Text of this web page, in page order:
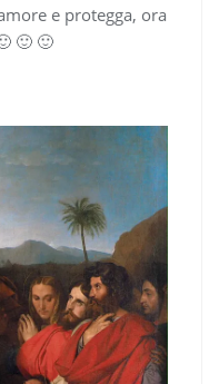
e protegga, ora
🙂 🙂